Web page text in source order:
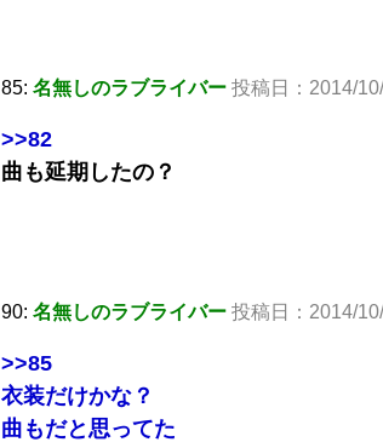
85: 名無しのラブライバー 投稿日：2014/
>>82
曲も延期したの？
90: 名無しのラブライバー 投稿日：2014/
>>85
衣装だけかな？
曲もだと思ってた